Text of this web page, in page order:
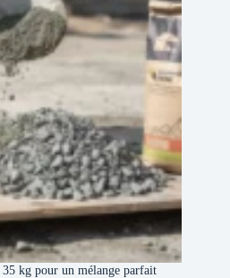
kg pour un mélange parfait